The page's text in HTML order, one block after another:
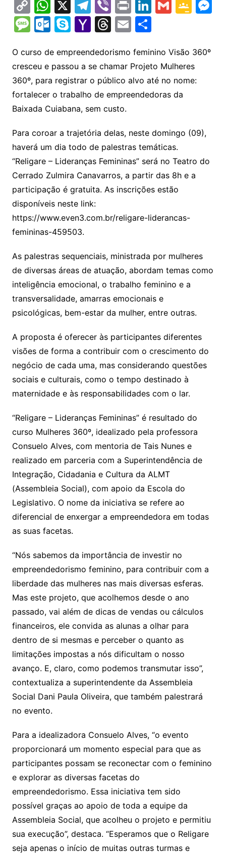
C
o
p
y
Li
n
k
W
h
at
s
A
p
p
X T
el
e
gr
a
m
Vi
b
er
Pr
in
t
Li
n
k
e
dI
n
G
l
G
gl
e
Cl
sr
o
m
M
M
s
s
a
g
O
lo
o
k.
c
m
S
y
p
e
Y
h
o
o
M
l
T
e
a
d
s
E
ai
l
S
ar
e
O curso de empreendedorismo feminino Visão 360º
cresceu e passou a se chamar Projeto Mulheres
360º, para registrar o público alvo até no nome:
fortalecer o trabalho de empreendedoras da
Baixada Cuiabana, sem custo.
Para coroar a trajetória delas, neste domingo (09),
haverá um dia todo de palestras temáticas.
“Religare – Lideranças Femininas” será no Teatro do
Cerrado Zulmira Canavarros, a partir das 8h e a
participação é gratuita. As inscrições estão
disponíveis neste link:
https://www.even3.com.br/religare-liderancas-
femininas-459503.
As palestras sequenciais, ministrada por mulheres
de diversas áreas de atuação, abordam temas como
inteligência emocional, o trabalho feminino e a
transversalidade, amarras emocionais e
psicológicas, bem-estar da mulher, entre outras.
A proposta é oferecer às participantes diferentes
visões de forma a contribuir com o crescimento do
negócio de cada uma, mas considerando questões
sociais e culturais, como o tempo destinado à
maternidade e às responsabilidades com o lar.
“Religare – Lideranças Femininas” é resultado do
curso Mulheres 360º, idealizado pela professora
Consuelo Alves, com mentoria de Tais Nunes e
realizado em parceria com a Superintendência de
Integração, Cidadania e Cultura da ALMT
(Assembleia Social), com apoio da Escola do
Legislativo. O nome da iniciativa se refere ao
diferencial de enxergar a empreendedora em todas
as suas facetas.
“Nós sabemos da importância de investir no
empreendedorismo feminino, para contribuir com a
liberdade das mulheres nas mais diversas esferas.
Mas este projeto, que acolhemos desde o ano
passado, vai além de dicas de vendas ou cálculos
financeiros, ele convida as alunas a olhar para
dentro de si mesmas e perceber o quanto as
limitações impostas a nós dificultam o nosso
avanço. E, claro, como podemos transmutar isso”,
contextualiza a superintendente da Assembleia
Social Dani Paula Oliveira, que também palestrará
no evento.
Para a idealizadora Consuelo Alves, “o evento
proporcionará um momento especial para que as
participantes possam se reconectar com o feminino
e explorar as diversas facetas do
empreendedorismo. Essa iniciativa tem sido
possível graças ao apoio de toda a equipe da
Assembleia Social, que acolheu o projeto e permitiu
sua execução”, destaca. “Esperamos que o Religare
seja apenas o início de muitas outras turmas e